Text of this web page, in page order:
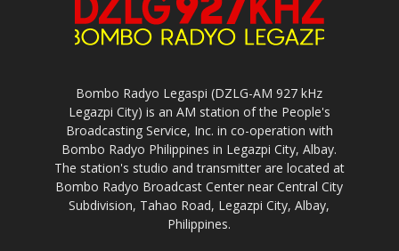
Bombo Radyo Legaspi (DZLG-AM 927 kHz
Legazpi City) is an AM station of the People's
Broadcasting Service, Inc. in co-operation with
Bombo Radyo Philippines in Legazpi City, Albay.
The station's studio and transmitter are located at
Bombo Radyo Broadcast Center near Central City
Subdivision, Tahao Road, Legazpi City, Albay,
Philippines.